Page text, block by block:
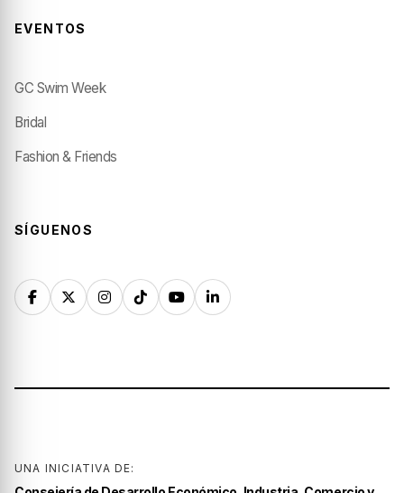
EVENTOS
GC Swim Week
Bridal
Fashion & Friends
SÍGUENOS
UNA INICIATIVA DE: